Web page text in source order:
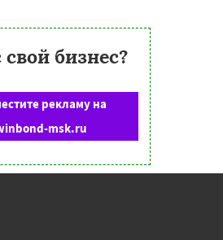
свой бизнес?
рекламу на
msk.ru